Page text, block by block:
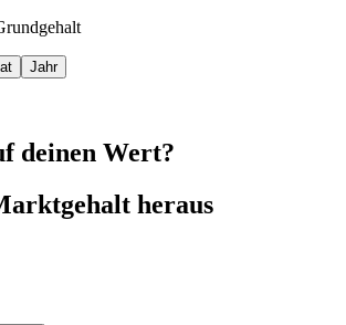
Jahr
deinen Wert?
heraus